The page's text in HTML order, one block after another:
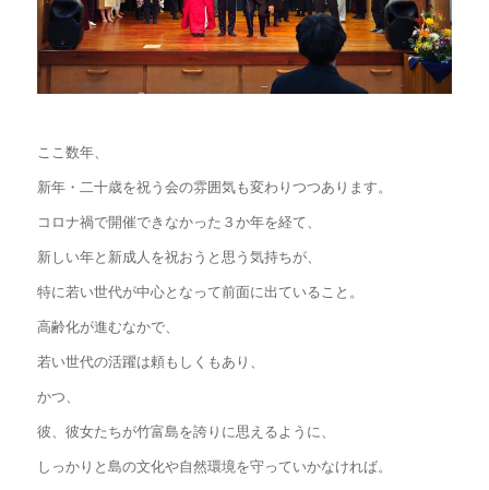
ここ数年、
新年・二十歳を祝う会の雰囲気も変わりつつあります。
コロナ禍で開催できなかった３か年を経て、
新しい年と新成人を祝おうと思う気持ちが、
特に若い世代が中心となって前面に出ていること。
高齢化が進むなかで、
若い世代の活躍は頼もしくもあり、
かつ、
彼、彼女たちが竹富島を誇りに思えるように、
しっかりと島の文化や自然環境を守っていかなければ。